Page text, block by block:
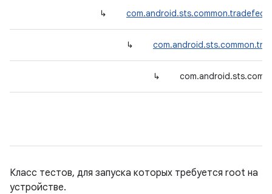
↳
↳
↳
Класс тестов, для запуска которых требуется root на
устройстве.